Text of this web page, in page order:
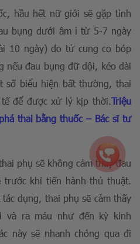
hầu hết nữ giới sẽ gặp tình
bụng dưới âm ỉ từ 5-7 ngày
10 ngày) do tử cung co bóp
nếu đau bụng dữ dội, kéo dài
số biểu hiện bất thường, thai
để được xử lý kịp thời.Triệu
thai bằng thuốc – Bác sĩ tư
phụ sẽ không cảm thấy đau
khi tiến hành thủ thuật.
dụng, thai phụ sẽ cảm thấy
và ra máu như đến kỳ kinh
này sẽ nhanh chóng qua đi